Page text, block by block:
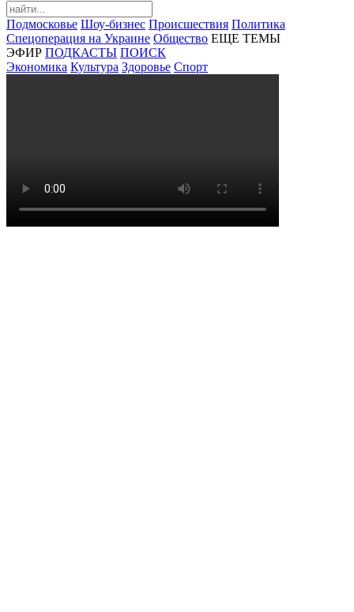
Подмосковье Шоу-бизнес Происшествия Политика
Спецоперация на Украине Общество ЕЩЕ ТЕМЫ
ЭФИР ПОДКАСТЫ ПОИСК
Экономика Культура Здоровье Спорт